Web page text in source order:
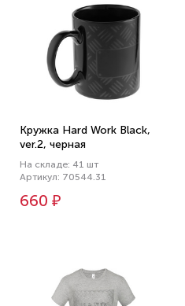
Кружка Hard Work Black,
ver.2, черная
На складе: 41 шт
Артикул: 70544.31
660 ₽